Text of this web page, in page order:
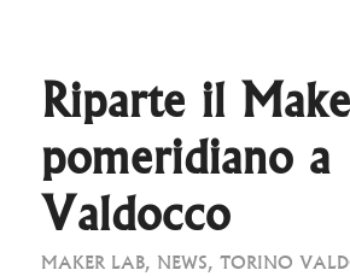
Riparte il
pomeridiano a
Valdocco
MAKER LAB, NEWS, TORINO